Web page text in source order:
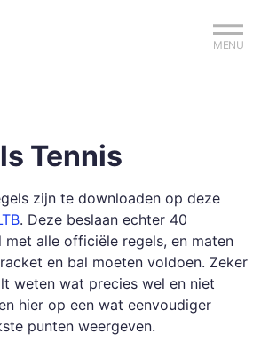
MENU
Tennis
zijn te downloaden op deze
. Deze beslaan echter 40
met alle officiële regels, en maten
en bal moeten voldoen. Zeker
weten wat precies wel en niet
hier op een wat eenvoudiger
punten weergeven.